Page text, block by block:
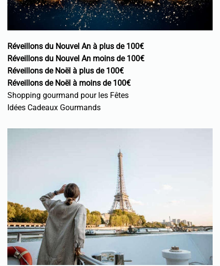
Réveillons du Nouvel An à plus de 100€
Réveillons du Nouvel An moins de 100€
Réveillons de Noël à plus de 100€
Réveillons de Noël à moins de 100€
Shopping gourmand pour les Fêtes
Idées Cadeaux Gourmands